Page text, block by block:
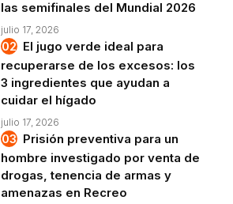
las semifinales del Mundial 2026
julio 17, 2026
El jugo verde ideal para
recuperarse de los excesos: los
3 ingredientes que ayudan a
cuidar el hígado
julio 17, 2026
Prisión preventiva para un
hombre investigado por venta de
drogas, tenencia de armas y
amenazas en Recreo